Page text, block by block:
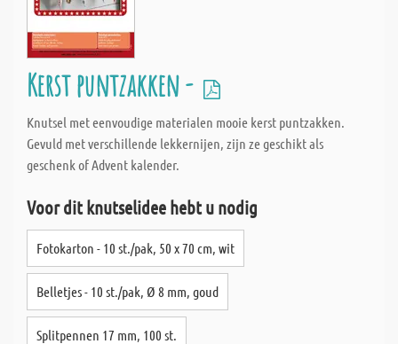
Kerst puntzakken -
Knutsel met eenvoudige materialen mooie kerst puntzakken.
Gevuld met verschillende lekkernijen, zijn ze geschikt als
geschenk of Advent kalender.
Voor dit knutselidee hebt u nodig
Fotokarton - 10 st./pak, 50 x 70 cm, wit
Belletjes - 10 st./pak, Ø 8 mm, goud
Splitpennen 17 mm, 100 st.